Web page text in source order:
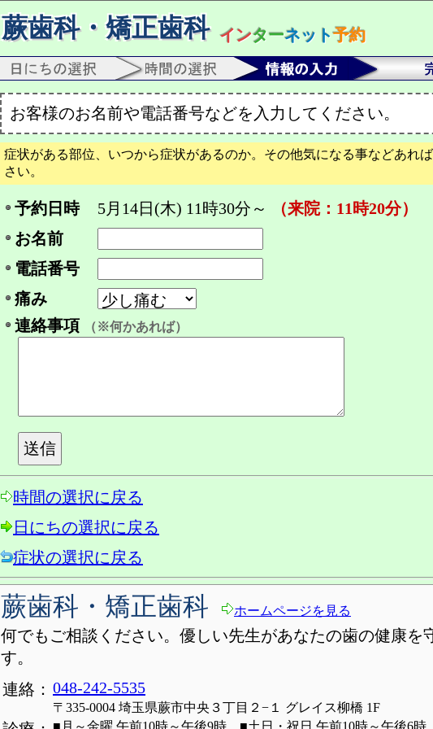
蕨歯科・矯正歯科 インターネット予約
お客様のお名前や電話番号などを入力してください。
症状がある部位、いつから症状があるのか。その他気になる事などあれ
さい。
予約日時 5月14日(木) 11時30分～
（来院：11時20分）
お名前
電話番号
痛み
連絡事項
（※何かあれば）
時間の選択に戻る
日にちの選択に戻る
症状の選択に戻る
蕨歯科・矯正歯科 ホームページを見る
何でもご相談ください。優しい先生があなたの歯の健康を
す。
連絡： 048-242-5535
〒335-0004 埼玉県蕨市中央３丁目２−１ グレイス柳橋 1F
■月～金曜 午前10時～午後9時 ■土日・祝日 午前10時～午後6時